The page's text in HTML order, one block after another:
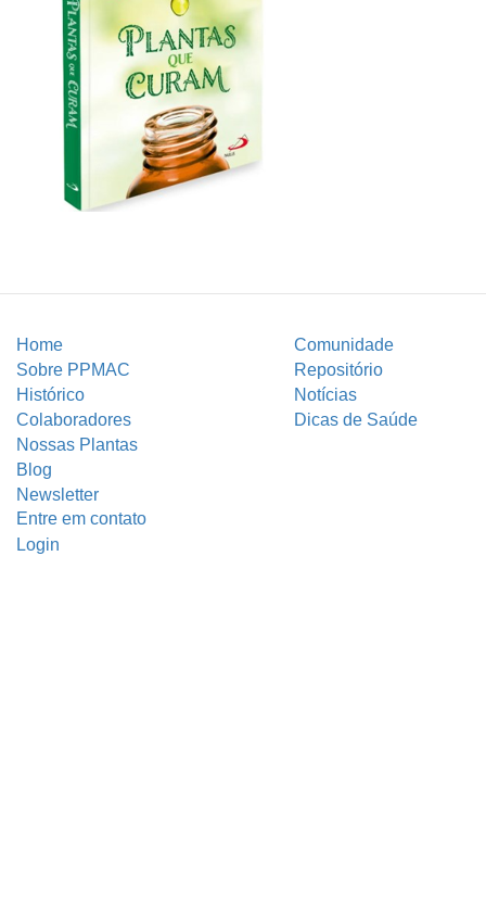
Home
Comunidade
Sobre PPMAC
Repositório
Histórico
Notícias
Colaboradores
Dicas de Saúde
Nossas Plantas
Blog
Newsletter
Entre em contato
Login